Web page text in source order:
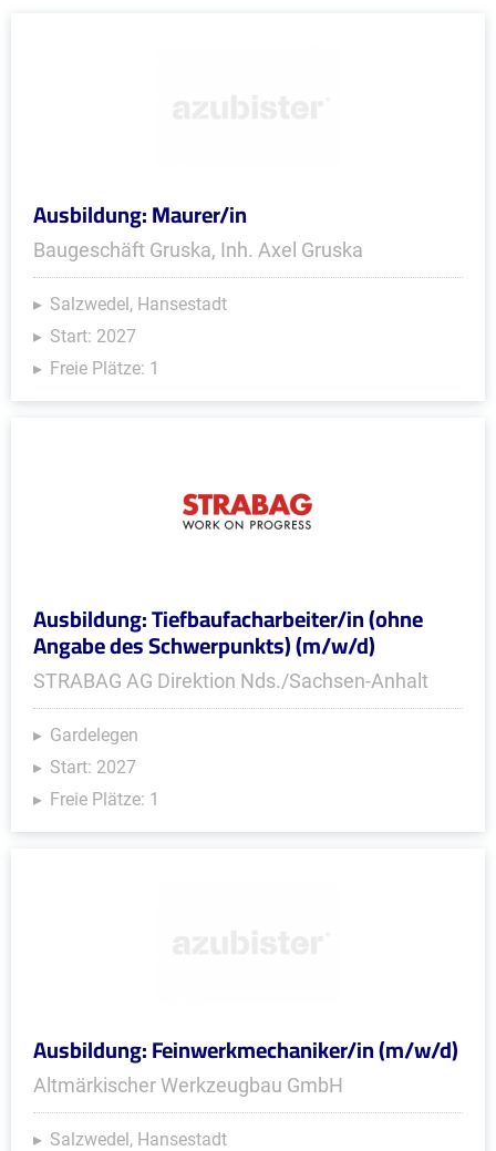
Ausbildung: Maurer/in
Baugeschäft Gruska, Inh. Axel Gruska
Salzwedel, Hansestadt
Start: 2027
Freie Plätze: 1
Ausbildung: Tiefbaufacharbeiter/in (ohne
Angabe des Schwerpunkts) (m/w/d)
STRABAG AG Direktion Nds./Sachsen-Anhalt
Gardelegen
Start: 2027
Freie Plätze: 1
Ausbildung: Feinwerkmechaniker/in (m/w/d)
Altmärkischer Werkzeugbau GmbH
Salzwedel, Hansestadt